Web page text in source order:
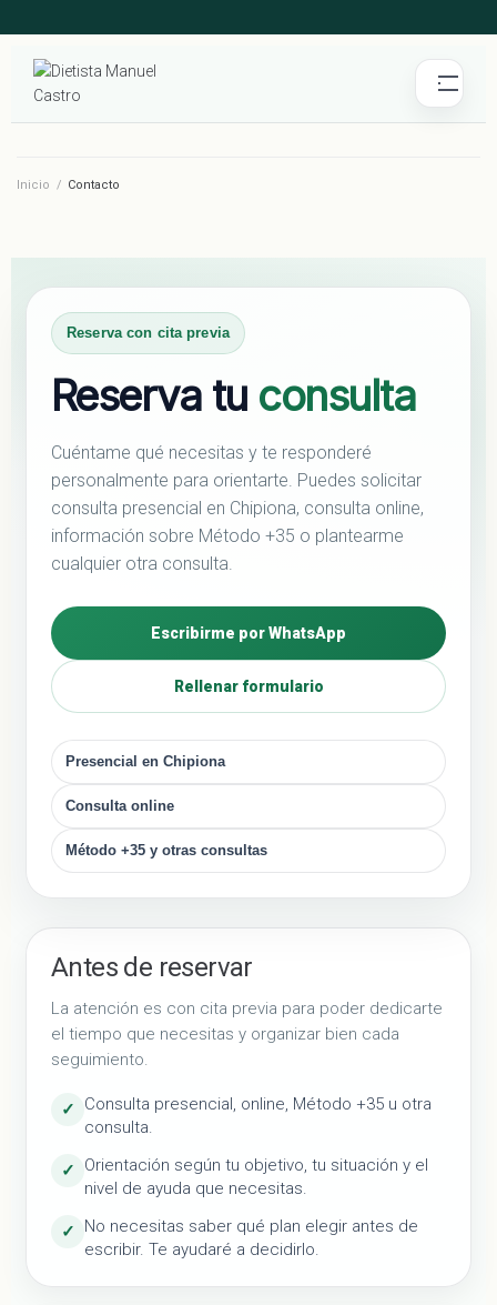
Inicio / Contacto
Reserva con cita previa
Reserva tu consulta
Cuéntame qué necesitas y te responderé
personalmente para orientarte. Puedes solicitar
consulta presencial en Chipiona, consulta online,
información sobre Método +35 o plantearme
cualquier otra consulta.
Escribirme por WhatsApp
Rellenar formulario
Presencial en Chipiona
Consulta online
Método +35 y otras consultas
Antes de reservar
La atención es con cita previa para poder dedicarte
el tiempo que necesitas y organizar bien cada
seguimiento.
✓
Consulta presencial, online, Método +35 u otra
consulta.
✓
Orientación según tu objetivo, tu situación y el
nivel de ayuda que necesitas.
✓
No necesitas saber qué plan elegir antes de
escribir. Te ayudaré a decidirlo.